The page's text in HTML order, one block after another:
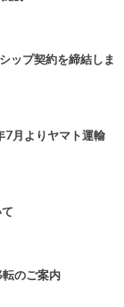
ップ契約を締結しま
7月よりヤマト運輸
のご案内